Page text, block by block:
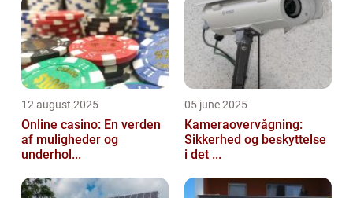
12 august 2025
Online casino: En verden
af muligheder og
underhol...
05 june 2025
Kameraovervågning:
Sikkerhed og beskyttelse
i det ...